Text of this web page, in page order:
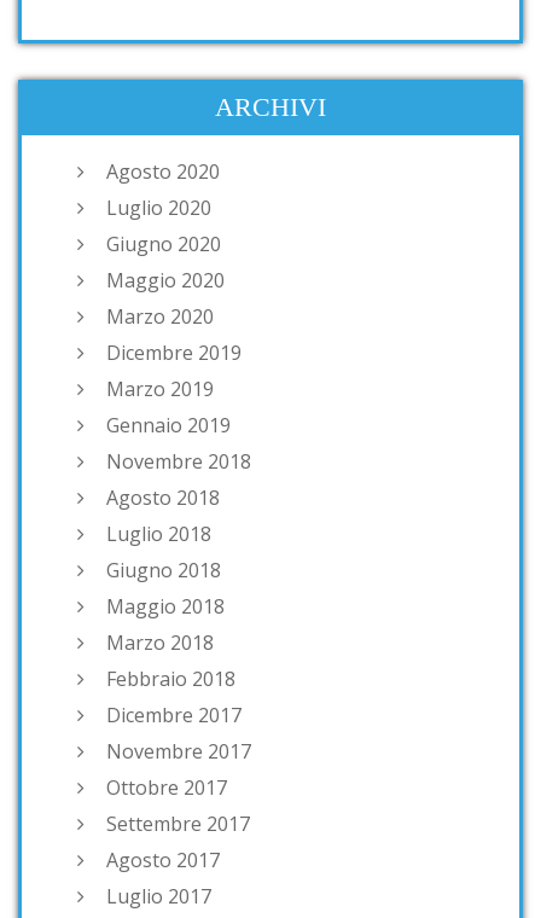
ARCHIVI
Agosto 2020
Luglio 2020
Giugno 2020
Maggio 2020
Marzo 2020
Dicembre 2019
Marzo 2019
Gennaio 2019
Novembre 2018
Agosto 2018
Luglio 2018
Giugno 2018
Maggio 2018
Marzo 2018
Febbraio 2018
Dicembre 2017
Novembre 2017
Ottobre 2017
Settembre 2017
Agosto 2017
Luglio 2017